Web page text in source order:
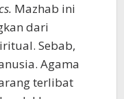
Mazhab ini
dari
Sebab,
Agama
terlibat